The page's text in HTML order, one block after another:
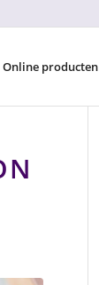
Online producten